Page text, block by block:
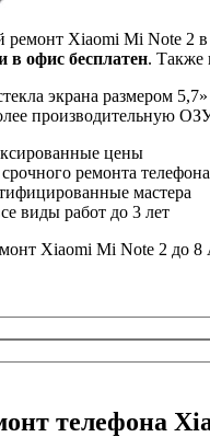
Xiaomi Mi Note 2
в офис бесплатен. Также
экрана размером
производительную
цены
ремонта телефона
мастера
виды работ до 3 лет
Xiaomi Mi Note 2 до 8
телефона